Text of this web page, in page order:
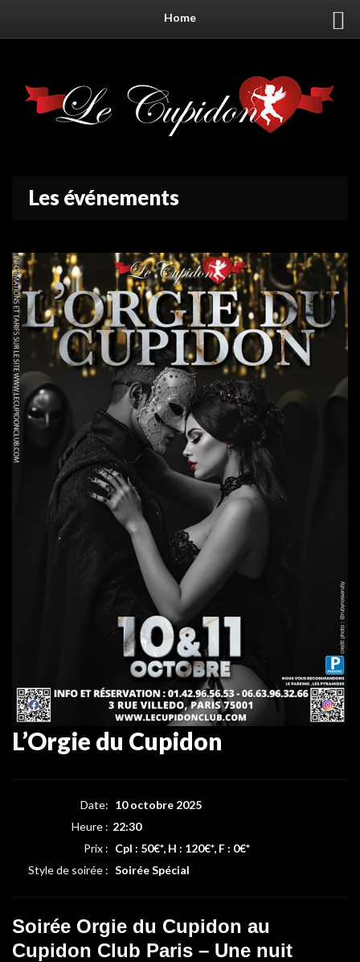
Home
Les événements
L’Orgie du Cupidon
Date: 10 octobre 2025
Heure : 22:30
Prix : Cpl : 50€*, H : 120€*, F : 0€*
Style de soirée : Soirée Spécial
Soirée Orgie du Cupidon au
Cupidon Club Paris – Une nuit